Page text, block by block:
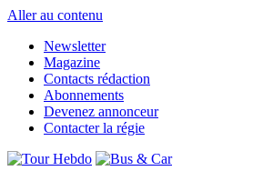
Aller au contenu
Newsletter
Magazine
Contacts rédaction
Abonnements
Devenez annonceur
Contacter la régie